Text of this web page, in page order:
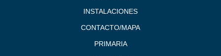
INSTALACIONES
CONTACTO/MAPA
PRIMARIA